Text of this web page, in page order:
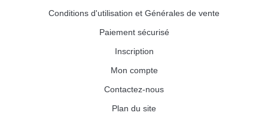
Conditions d'utilisation et Générales de vente
Paiement sécurisé
Inscription
Mon compte
Contactez-nous
Plan du site